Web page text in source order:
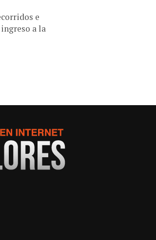
e
a la